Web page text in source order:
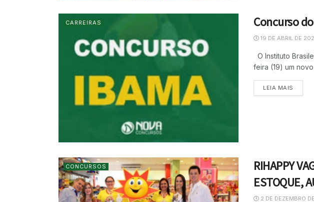
CARREIRAS Concurso
19 DE ABRIL DE
O Instituto
feira (19) um
LEIA MAIS
CONCURSOS
RIHAPPY
ESTOQUE,
2 DE DEZEMBRO